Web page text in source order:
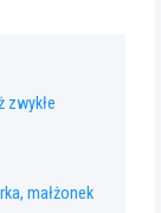
zwykłe
małżonek